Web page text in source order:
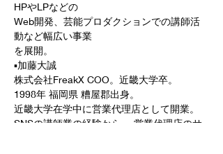
HPやLPなどの
Web開発、芸能プロダクションでの講師活
動など幅広い事業
を展開。
▪️加藤大誠
株式会社FreakX COO。近畿大学卒。
1998年 福岡県 糟屋郡出身。
近畿大学在学中に営業代理店として開業。
SNSの講師業の経験から、 営業代理店のサ